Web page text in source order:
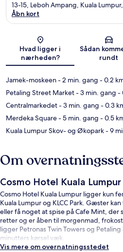
Kort
13-15, Leboh Ampang, Kuala
Åbn kort
Hvad ligger i
nærheden?
Sådan
rundt
Jamek-moskeen- 2 min. gang - 0.2
Petaling Street Market- 3 min. gang -
Centralmarkedet- 3 min. gang - 0.3
Merdeka Square- 5 min. gang - 0.5
Kuala Lumpur Skov- og Økopark- 9
Om
Cosmo Hotel Kuala Lumpur
Cosmo Hotel Kuala Lumpur ligger kun
Kuala Lumpur og KLCC Park. Gæster
eller få noget at spise på Cafe Mint, der
retter og er åben til morgenmad,
ligger Petronas Twin Towers og
minutters kørsel væk.
Vis mere om overnatningsstedet